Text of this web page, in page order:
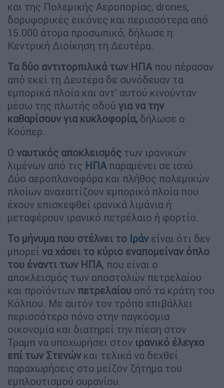
και της Πολεμικής Αεροπορίας, drones,
δορυφορικές εικόνες και περισσότερα από
15.000 άτομα προσωπικό, δήλωσε η
Κεντρική Διοίκηση τη Δευτέρα.
Τα δύο αντιτορπιλικά των ΗΠΑ που πέρασαν
από εκεί τη Δευτέρα δε συνόδευαν τα
εμπορικά πλοία και αντ' αυτού κινούνταν
μέσω της πλωτής οδού για να την
καθαρίσουν για κυκλοφορία, δήλωσε ο
Κούπερ.
Ο ναυτικός αποκλεισμός των ιρανικών
λιμένων από τις ΗΠΑ παραμένει σε ισχύ.
Δύο αεροπλανοφόρα και πλήθος πολεμικών
πλοίων αναχαιτίζουν εμπορικά πλοία που
έχουν επισκεφθεί ιρανικά λιμάνια ή
μεταφέρουν ιρανικό πετρέλαιο ή φορτίο.
Το μήνυμα που στέλνει το Ιράν είναι ότι δεν
μπορεί να χάσει το κύριο εναπομείναν όπλο
του έναντι των ΗΠΑ, που είναι ο
αποκλεισμός των αποστολών πετρελαίου
και προϊόντων πετρελαίου από τα κράτη του
Κόλπου. Με αυτόν τον τρόπο επιβάλλει
περισσότερο πόνο στην παγκόσμια
οικονομία και διατηρεί την πίεση στον
Τραμπ να υποχωρήσει στον ιρανικό έλεγχο
επί των Στενών και τελικά να δεχθεί
παραχωρήσεις στο μείζον ζήτημα του
εμπλουτισμού ουρανίου.